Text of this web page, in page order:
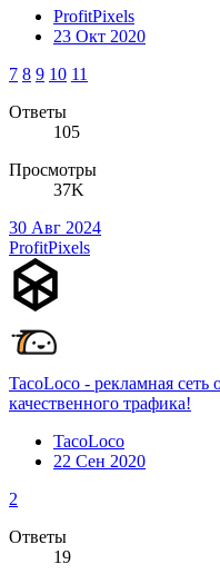
ProfitPixels
23 Окт 2020
7 8 9 10 11
Ответы
105
Просмотры
37K
30 Авг 2024
ProfitPixels
TacoLoco - рекламная
качественного трафика!
TacoLoco
22 Сен 2020
2
Ответы
19